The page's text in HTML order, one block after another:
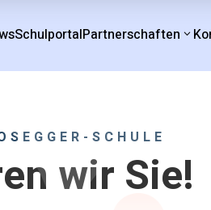
SchulportalPartnerschaften
SCHULE
wir Sie!